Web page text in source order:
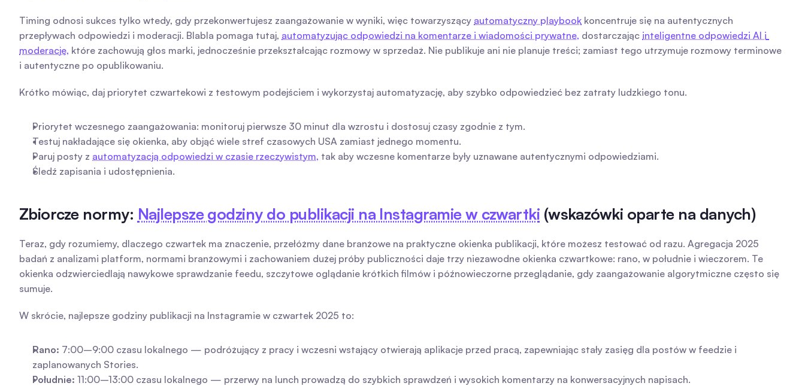
Timing odnosi sukces tylko wtedy, gdy przekonwertujesz zaangażowanie w wyniki, więc towarzyszący automatyczny playbook koncentruje się na autentycznych
przepływach odpowiedzi i moderacji. Blabla pomaga tutaj, automatyzując odpowiedzi na komentarze i wiadomości prywatne, dostarczając inteligentne odpowiedzi AI i
moderację, które zachowują głos marki, jednocześnie przekształcając rozmowy w sprzedaż. Nie publikuje ani nie planuje treści; zamiast tego utrzymuje rozmowy terminowe
i autentyczne po opublikowaniu.
Krótko mówiąc, daj priorytet czwartekowi z testowym podejściem i wykorzystaj automatyzację, aby szybko odpowiedzieć bez zatraty ludzkiego tonu.
Priorytet wczesnego zaangażowania: monitoruj pierwsze 30 minut dla wzrostu i dostosuj czasy zgodnie z tym.
Testuj nakładające się okienka, aby objąć wiele stref czasowych USA zamiast jednego momentu.
Paruj posty z automatyzacją odpowiedzi w czasie rzeczywistym, tak aby wczesne komentarze były uznawane autentycznymi odpowiedziami.
Śledź zapisania i udostępnienia.
Zbiorcze normy: Najlepsze godziny do publikacji na Instagramie w czwartki (wskazówki oparte na danych)
Teraz, gdy rozumiemy, dlaczego czwartek ma znaczenie, przełóżmy dane branżowe na praktyczne okienka publikacji, które możesz testować od razu. Agregacja 2025
badań z analizami platform, normami branżowymi i zachowaniem dużej próby publiczności daje trzy niezawodne okienka czwartkowe: rano, w południe i wieczorem. Te
okienka odzwierciedlają nawykowe sprawdzanie feedu, szczytowe oglądanie krótkich filmów i późnowieczorne przeglądanie, gdy zaangażowanie algorytmiczne często się
sumuje.
W skrócie, najlepsze godziny publikacji na Instagramie w czwartek 2025 to:
Rano: 7:00–9:00 czasu lokalnego — podróżujący z pracy i wczesni wstający otwierają aplikacje przed pracą, zapewniając stały zasięg dla postów w feedzie i
zaplanowanych Stories.
Południe: 11:00–13:00 czasu lokalnego — przerwy na lunch prowadzą do szybkich sprawdzeń i wysokich komentarzy na konwersacyjnych napisach.